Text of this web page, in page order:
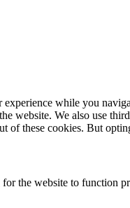
while you
website. We also use
of these cookies. But
the website to function